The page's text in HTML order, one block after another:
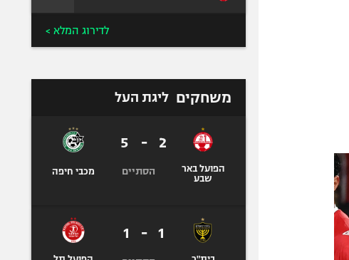
לדירוג המלא >
משחקים ליגת העל
הפועל באר
שבע
2
-
5
הסתיים מכבי חיפה
1
-
1